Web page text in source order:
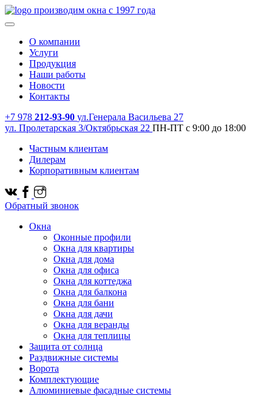
производим окна с 1997 года
О компании
Услуги
Продукция
Наши работы
Новости
Контакты
+7 978 212-93-90 ул.Генерала Васильева 27
ул. Пролетарская 3/Октябрьская 22 ПН-ПТ с 9:00 до 18:00
Частным клиентам
Дилерам
Корпоративным клиентам
Обратный звонок
Окна
Оконные профили
Окна для квартиры
Окна для дома
Окна для офиса
Окна для коттеджа
Окна для балкона
Окна для бани
Окна для дачи
Окна для веранды
Окна для теплицы
Защита от солнца
Раздвижные системы
Ворота
Комплектующие
Алюминиевые фасадные системы